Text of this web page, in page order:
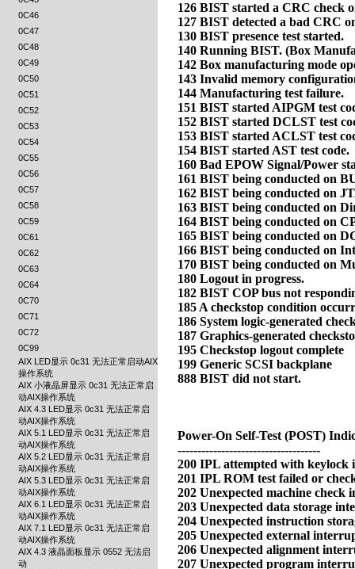
0C46
0C47
0C48
0C49
0C50
0C51
0C52
0C53
0C54
0C55
0C56
0C57
0C58
0C59
0C61
0C62
0C63
0C64
0C70
0C71
0C72
0C99
AIX LED显示 0c31 无法正常启动AIX
操作系统
AIX 小液晶屏显示 0c31 无法正常启
动AIX操作系统
AIX 4.3 LED显示 0c31 无法正常启
动AIX操作系统
AIX 5.1 LED显示 0c31 无法正常启
动AIX操作系统
AIX 5.2 LED显示 0c31 无法正常启
动AIX操作系统
AIX 5.3 LED显示 0c31 无法正常启
动AIX操作系统
AIX 6.1 LED显示 0c31 无法正常启
动AIX操作系统
AIX 7.1 LED显示 0c31 无法正常启
动AIX操作系统
AIX 4.3 液晶面板显示 0552 无法启
动